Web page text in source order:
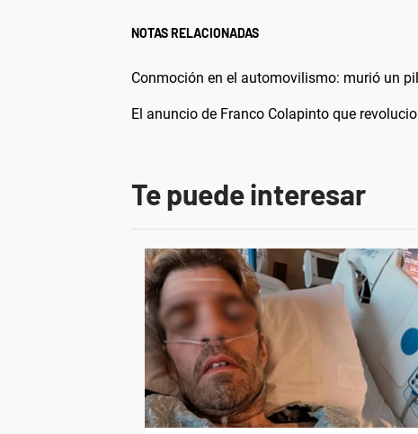
NOTAS RELACIONADAS
Conmoción en el automovilismo: murió un
El anuncio de Franco Colapinto que
Te puede interesar